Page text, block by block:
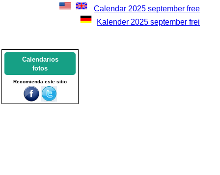
Calendar 2025 september free
Kalender 2025 september frei
Calendarios
fotos
Recomienda este sitio